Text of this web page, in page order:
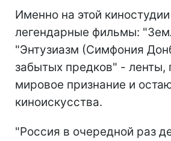
Именно на этой
легендарные фильмы:
"Энтузиазм (Симфония
забытых предков" - ленты,
мировое признание и
киноискусства.
"Россия в очередной раз